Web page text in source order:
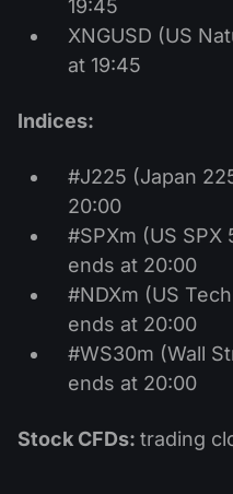
19:45
XNGUSD (US
at 19:45
Indices:
#J225 (Japan
20:00
#SPXm (US
ends at 20:00
#NDXm (US
ends at 20:00
#WS30m (Wall
ends at 20:00
Stock CFDs: trading